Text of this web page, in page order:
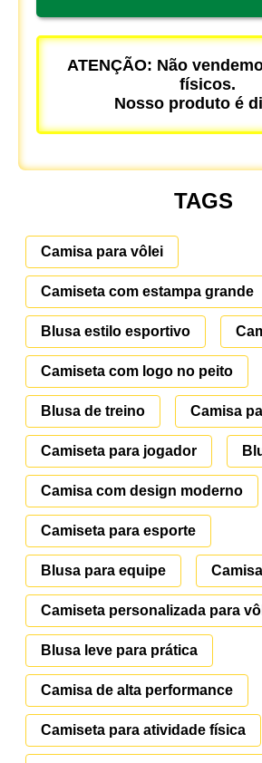
ATENÇÃO: Não
físicos.
Nosso produto é
TAGS
Camisa para vôlei
Camiseta com estampa grande
Blusa estilo esportivo
Camiseta com logo no peito
Blusa de treino Camisa
Camiseta para jogador
Camisa com design moderno
Camiseta para esporte
Blusa para equipe
Camiseta personalizada para
Blusa leve para prática
Camisa de alta performance
Camiseta para atividade física